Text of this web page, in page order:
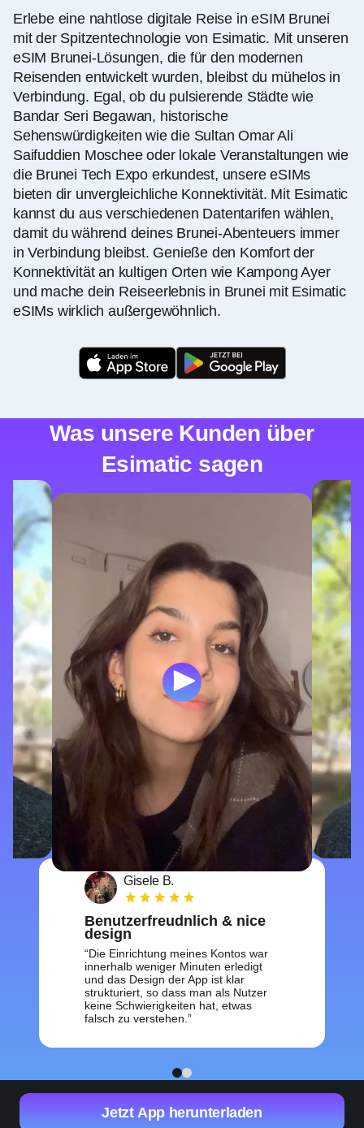
Erlebe eine nahtlose digitale Reise in eSIM Brunei
mit der Spitzentechnologie von Esimatic. Mit unseren
eSIM Brunei-Lösungen, die für den modernen
Reisenden entwickelt wurden, bleibst du mühelos in
Verbindung. Egal, ob du pulsierende Städte wie
Bandar Seri Begawan, historische
Sehenswürdigkeiten wie die Sultan Omar Ali
Saifuddien Moschee oder lokale Veranstaltungen wie
die Brunei Tech Expo erkundest, unsere eSIMs
bieten dir unvergleichliche Konnektivität. Mit Esimatic
kannst du aus verschiedenen Datentarifen wählen,
damit du während deines Brunei-Abenteuers immer
in Verbindung bleibst. Genieße den Komfort der
Konnektivität an kultigen Orten wie Kampong Ayer
und mache dein Reiseerlebnis in Brunei mit Esimatic
eSIMs wirklich außergewöhnlich.
Was unsere Kunden über
Esimatic sagen
Gisele B.
Benutzerfreudnlich & nice
design
Die Einrichtung meines Kontos war
innerhalb weniger Minuten erledigt
und das Design der App ist klar
strukturiert, so dass man als Nutzer
keine Schwierigkeiten hat, etwas
falsch zu verstehen.
1 2
Jetzt App herunterladen